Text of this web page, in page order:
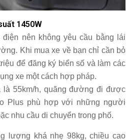
1450W
điện nên không yêu cầu bằng lái
Khi mua xe về bạn chỉ cần bỏ
để đăng ký biển số và làm các
xe một cách hợp pháp.
là 55km/h, quãng đường đi được
Plus phù hợp với những người
nhu cầu di chuyển trong phố.
lượng khá nhẹ 98kg, chiều cao